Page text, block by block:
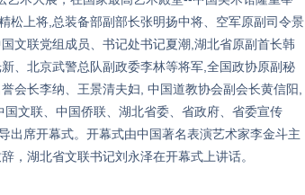
松上将,总装备部副部长张明扬中将、空军原副司令景
文联党组成员、书记处书记夏潮,湖北省原副首长韩
、北京武警总队副政委李林等将军,全国政协原副秘
会长李纳、王景清夫妇, 中国道教协会副会长黄信阳,
文联、中国侨联、湖北省委、省政府、省委宣传
出席开幕式。开幕式由中国著名表演艺术家李金斗主
，湖北省文联书记刘永泽在开幕式上讲话。